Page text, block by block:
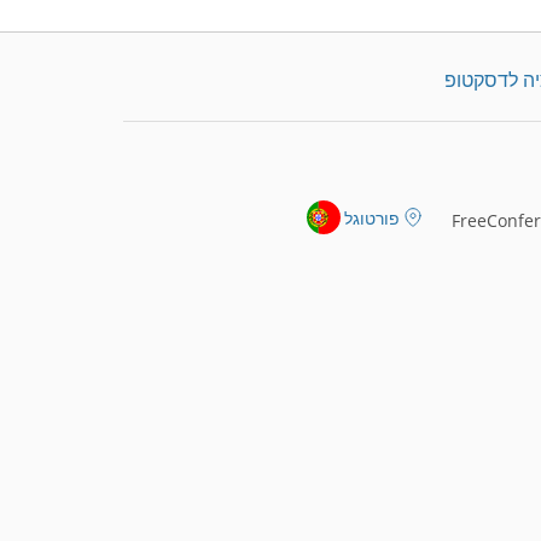
לדסקטופ
פורטוגל